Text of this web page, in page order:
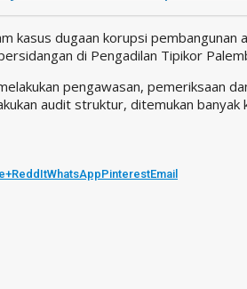
kasus dugaan korupsi
di Pengadilan Tipikor
pengawasan, pemeriksaan
audit struktur, ditemukan banyak
ReddItWhatsAppPinterestEmail